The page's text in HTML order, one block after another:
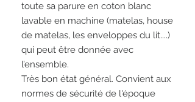
toute sa parure en coton blanc
lavable en machine (matelas, house
de matelas, les enveloppes du lit....)
qui peut être donnée avec
l’ensemble.
Très bon état général. Convient aux
normes de sécurité de l'époque